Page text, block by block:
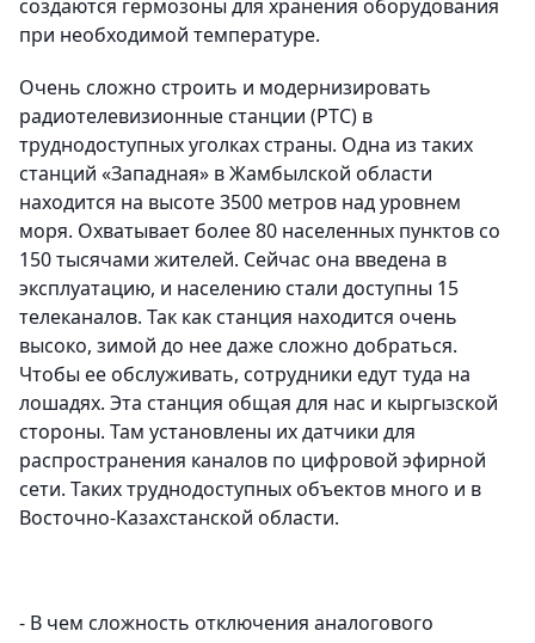
создаются гермозоны для хранения оборудования
при необходимой температуре.
Очень сложно строить и модернизировать
радиотелевизионные станции (РТС) в
труднодоступных уголках страны. Одна из таких
станций «Западная» в Жамбылской области
находится на высоте 3500 метров над уровнем
моря. Охватывает более 80 населенных пунктов со
150 тысячами жителей. Сейчас она введена в
эксплуатацию, и населению стали доступны 15
телеканалов. Так как станция находится очень
высоко, зимой до нее даже сложно добраться.
Чтобы ее обслуживать, сотрудники едут туда на
лошадях. Эта станция общая для нас и кыргызской
стороны. Там установлены их датчики для
распространения каналов по цифровой эфирной
сети. Таких труднодоступных объектов много и в
Восточно-Казахстанской области.
- В чем сложность отключения аналогового